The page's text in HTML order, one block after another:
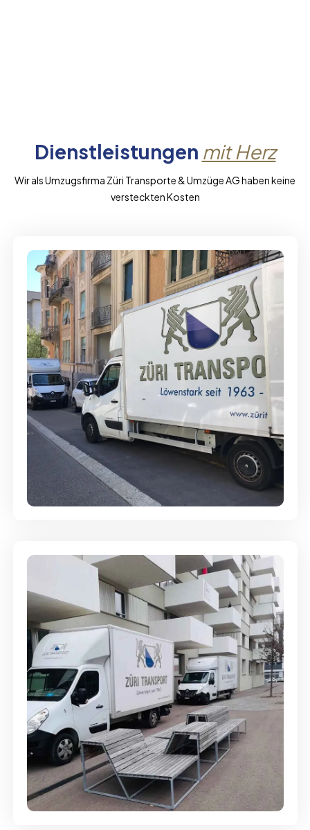
Dienstleistungen mit Herz
Wir als Umzugsfirma Züri Transporte & Umzüge AG haben keine
versteckten Kosten
Full-Service - Für Privatumzüge
Umzugsreinigung - mit
Abgabegarantie